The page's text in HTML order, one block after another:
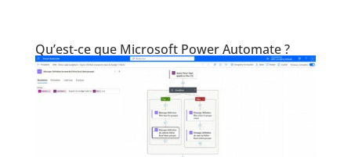
Qu’est-ce que Microsoft Power Automate ?